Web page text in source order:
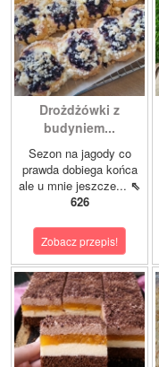
Drożdżówki z
budyniem...
Sezon na jagody co
prawda dobiega końca
ale u mnie jeszcze... ⇖
626
Zobacz przepis!